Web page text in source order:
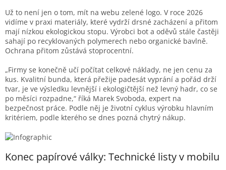
Už to není jen o tom, mít na webu zelené logo. V roce 2026
vidíme v praxi materiály, které vydrží drsné zacházení a přitom
mají nízkou ekologickou stopu. Výrobci bot a oděvů stále častěji
sahají po recyklovaných polymerech nebo organické bavlně.
Ochrana přitom zůstává stoprocentní.
„Firmy se konečně učí počítat celkové náklady, ne jen cenu za
kus. Kvalitní bunda, která přežije padesát vyprání a pořád drží
tvar, je ve výsledku levnější i ekologičtější než levný hadr, co se
po měsíci rozpadne,“ říká Marek Svoboda, expert na
bezpečnost práce. Podle něj je životní cyklus výrobku hlavním
kritériem, podle kterého se dnes pozná chytrý nákup.
Konec papírové války: Technické listy v mobilu